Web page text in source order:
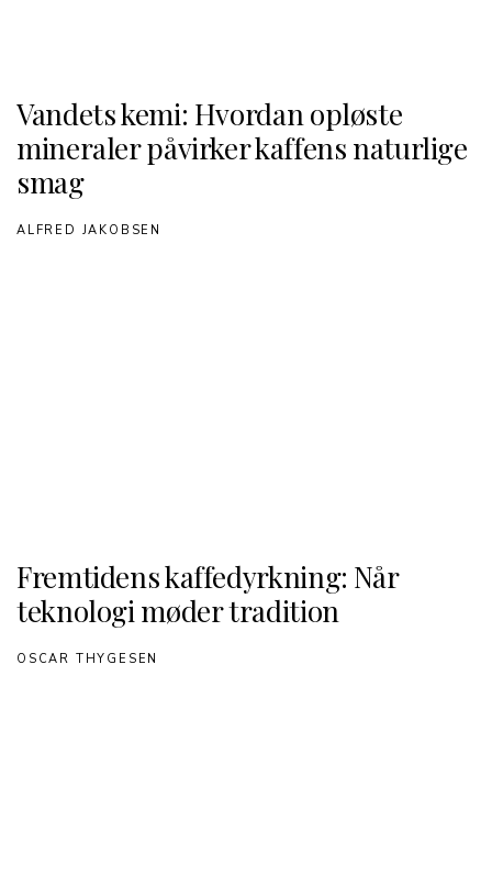
Vandets kemi: Hvordan opløste
mineraler påvirker kaffens naturlige
smag
ALFRED JAKOBSEN
Fremtidens kaffedyrkning: Når
teknologi møder tradition
OSCAR THYGESEN